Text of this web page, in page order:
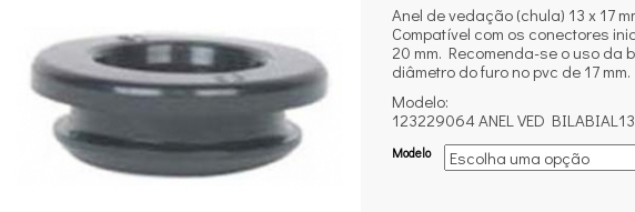
Anel de vedação (chula) 13 x 17
Compatível com os conectores
20 mm. Recomenda-se o uso da
diâmetro do furo no pvc de 17 mm.
Modelo:
123229064 ANEL VED
Modelo